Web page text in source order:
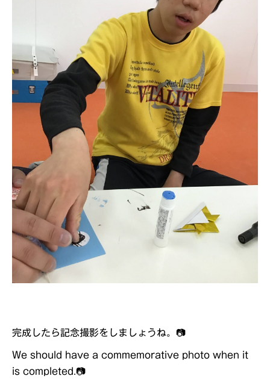
完成したら記念撮影をしましょうね。📷
We should have a commemorative photo when it
is completed.📷